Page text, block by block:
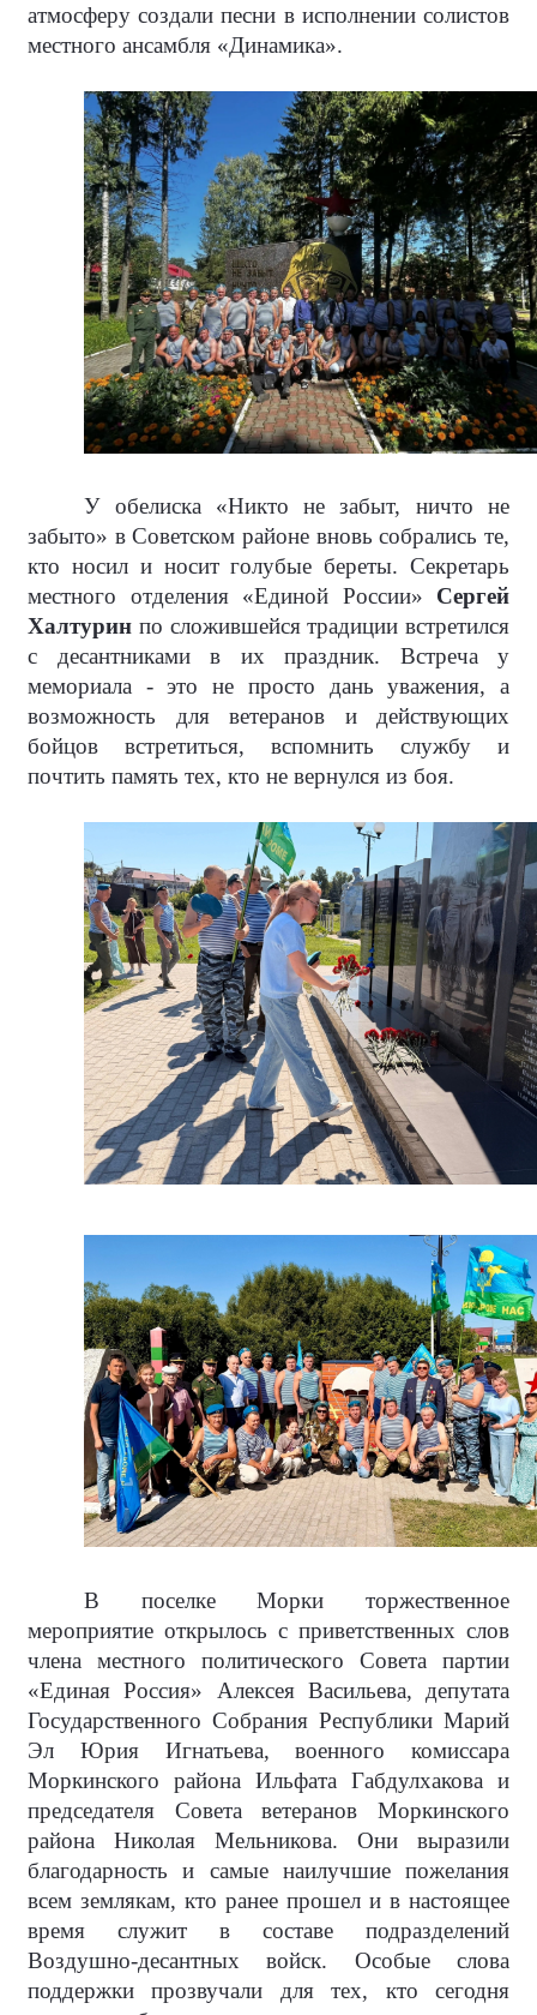
атмосферу создали песни в исполнении солистов
местного ансамбля «Динамика».
У обелиска «Никто не забыт, ничто не
забыто» в Советском районе вновь собрались те,
кто носил и носит голубые береты. Секретарь
местного отделения «Единой России» Сергей
Халтурин по сложившейся традиции встретился
с десантниками в их праздник. Встреча у
мемориала - это не просто дань уважения, а
возможность для ветеранов и действующих
бойцов встретиться, вспомнить службу и
почтить память тех, кто не вернулся из боя.
В поселке Морки торжественное
мероприятие открылось с приветственных слов
члена местного политического Совета партии
«Единая Россия» Алексея Васильева, депутата
Государственного Собрания Республики Марий
Эл Юрия Игнатьева, военного комиссара
Моркинского района Ильфата Габдулхакова и
председателя Совета ветеранов Моркинского
района Николая Мельникова. Они выразили
благодарность и самые наилучшие пожелания
всем землякам, кто ранее прошел и в настоящее
время служит в составе подразделений
Воздушно-десантных войск. Особые слова
поддержки прозвучали для тех, кто сегодня